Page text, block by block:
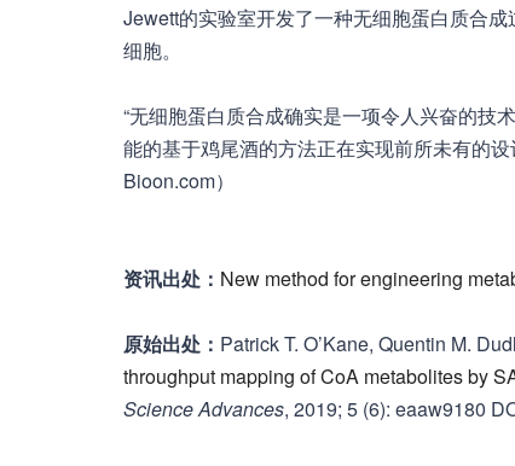
Jewett的实验室开发了一种无细胞蛋白质合
细胞。
“无细胞蛋白质合成确实是一项令人兴奋的技
能的基于鸡尾酒的方法正在实现前所未有的
Bioon.com）
资讯出处： New method for engineering
原始出处： Patrick T. O’Kane, Quentin M.
throughput mapping of CoA metabolites by
Science Advances, 2019; 5 (6): eaaw9180